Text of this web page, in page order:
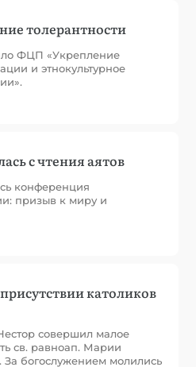
толерантности
ФЦП «Укрепление
и этнокультурное
с чтения аятов
конференция
призыв к миру и
католиков
совершил малое
св. равноап. Марии
богослужением молились